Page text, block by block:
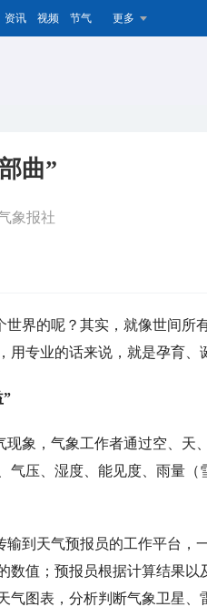
资讯 视频 节气 更多
曲”
象报社
界的呢？其实，就像世间所
专业的话来说，就是孕育、
”
象，气象工作者通过空、天
气压、湿度、能见度、雨量
到天气预报员的工作平台，
数值；预报员根据计算结果以
气图表，分析判断气象卫星、